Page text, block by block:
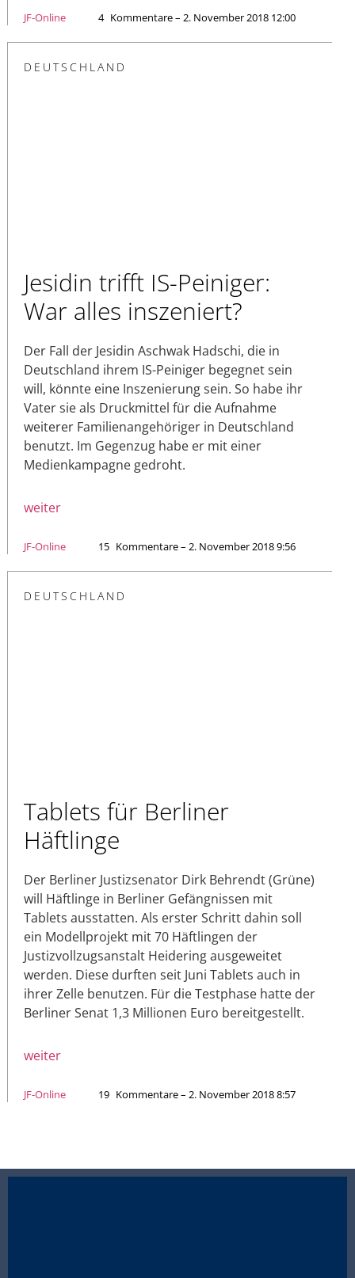
JF-Online 4 Kommentare – 2. November 2018 12:00
DEUTSCHLAND
Jesidin trifft IS-Peiniger:
War alles inszeniert?
Der Fall der Jesidin Aschwak Hadschi, die in
Deutschland ihrem IS-Peiniger begegnet sein
will, könnte eine Inszenierung sein. So habe ihr
Vater sie als Druckmittel für die Aufnahme
weiterer Familienangehöriger in Deutschland
benutzt. Im Gegenzug habe er mit einer
Medienkampagne gedroht.
weiter
JF-Online 15 Kommentare – 2. November 2018 9:56
DEUTSCHLAND
Tablets für Berliner
Häftlinge
Der Berliner Justizsenator Dirk Behrendt (Grüne)
will Häftlinge in Berliner Gefängnissen mit
Tablets ausstatten. Als erster Schritt dahin soll
ein Modellprojekt mit 70 Häftlingen der
Justizvollzugsanstalt Heidering ausgeweitet
werden. Diese durften seit Juni Tablets auch in
ihrer Zelle benutzen. Für die Testphase hatte der
Berliner Senat 1,3 Millionen Euro bereitgestellt.
weiter
JF-Online 19 Kommentare – 2. November 2018 8:57